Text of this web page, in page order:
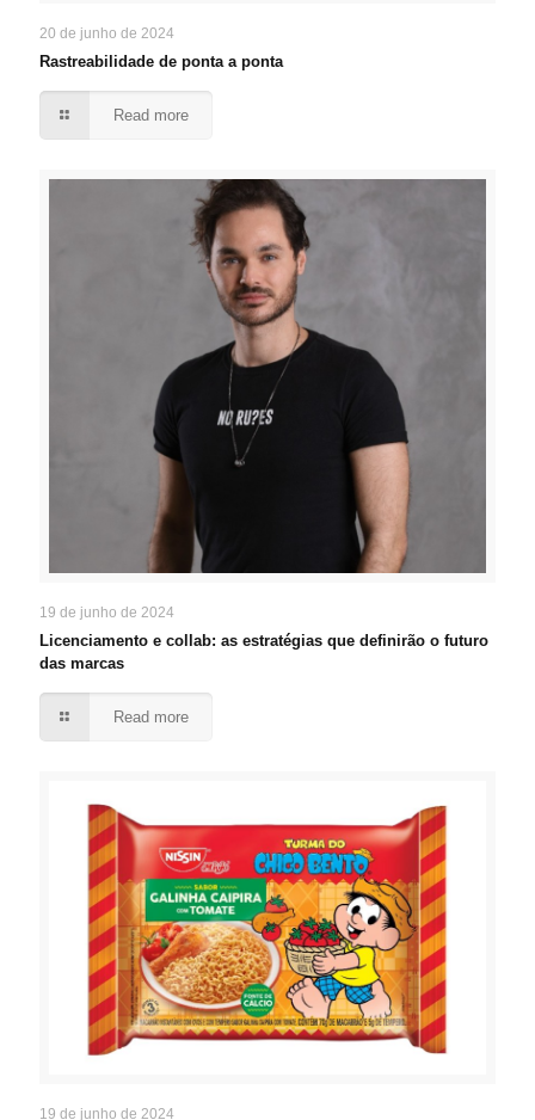
20 de junho de 2024
Rastreabilidade de ponta a ponta
Read more
19 de junho de 2024
Licenciamento e collab: as estratégias que definirão o futuro
das marcas
Read more
19 de junho de 2024